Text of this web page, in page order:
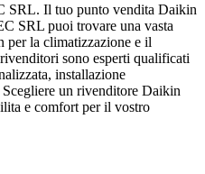
SRL. Il tuo punto vendita Daikin
SRL puoi trovare una vasta
per la climatizzazione e il
sono esperti qualificati
installazione
Scegliere un rivenditore Daikin
e comfort per il vostro